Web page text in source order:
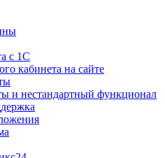
с 1С
кабинета на сайте
и нестандартный функционал